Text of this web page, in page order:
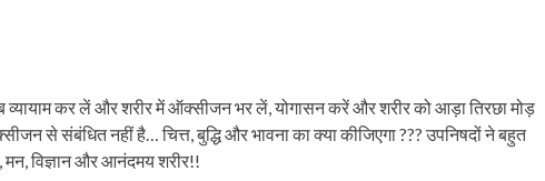
व्यायाम कर लें और शरीर में ऑक्सीजन भर लें, योगासन करें और शरीर को आड़ा तिरछा मोड़
से संबंधित नहीं है… चित्त, बुद्धि और भावना का क्या कीजिएगा ??? उपनिषदों ने बहुत
मन, विज्ञान और आनंदमय शरीर!!